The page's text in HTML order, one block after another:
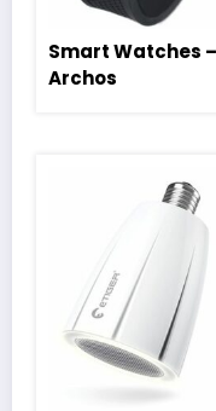
Smart Watches –
Archos